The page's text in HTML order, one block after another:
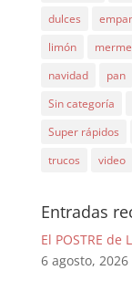
dulces
limón
navidad
pan
Sin categoría
Super rápidos
trucos
video
Entradas
El POSTRE de
6 agosto, 2026